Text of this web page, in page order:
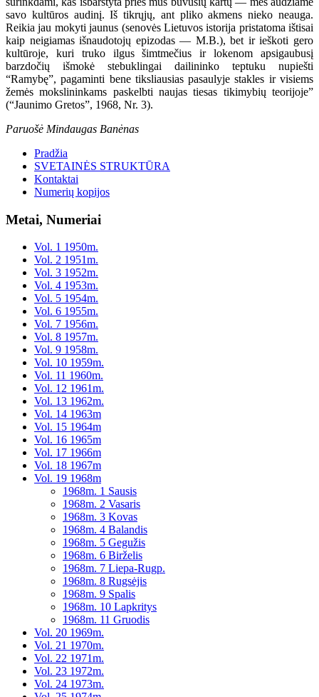
savo kultūros audinį. Iš tikrųjų, ant pliko akmens nieko neauga.
Reikia jau mokyti jaunus (senovės Lietuvos istorija pristatoma ištisai
kaip neigiamas išnaudotojų epizodas — M.B.), bet ir ieškoti gero
kultūroje, kuri truko ilgus šimtmečius ir lokenom apsigaubusį
barzdočių išmokė stebuklingai dailininko teptuku nupiešti
“Ramybę”, pagaminti bene tiksliausias pasaulyje stakles ir visiems
žemės mokslininkams paskelbti naujas tiesas tikimybių teorijoje”
(“Jaunimo Gretos”, 1968, Nr. 3).
Paruošė Mindaugas Banėnas
Pradžia
SVETAINĖS STRUKTŪRA
Kontaktai
Numerių kopijos
Metai, Numeriai
Vol. 1 1950m.
Vol. 2 1951m.
Vol. 3 1952m.
Vol. 4 1953m.
Vol. 5 1954m.
Vol. 6 1955m.
Vol. 7 1956m.
Vol. 8 1957m.
Vol. 9 1958m.
Vol. 10 1959m.
Vol. 11 1960m.
Vol. 12 1961m.
Vol. 13 1962m.
Vol. 14 1963m
Vol. 15 1964m
Vol. 16 1965m
Vol. 17 1966m
Vol. 18 1967m
Vol. 19 1968m
1968m. 1 Sausis
1968m. 2 Vasaris
1968m. 3 Kovas
1968m. 4 Balandis
1968m. 5 Gegužis
1968m. 6 Birželis
1968m. 7 Liepa-Rugp.
1968m. 8 Rugsėjis
1968m. 9 Spalis
1968m. 10 Lapkritys
1968m. 11 Gruodis
Vol. 20 1969m.
Vol. 21 1970m.
Vol. 22 1971m.
Vol. 23 1972m.
Vol. 24 1973m.